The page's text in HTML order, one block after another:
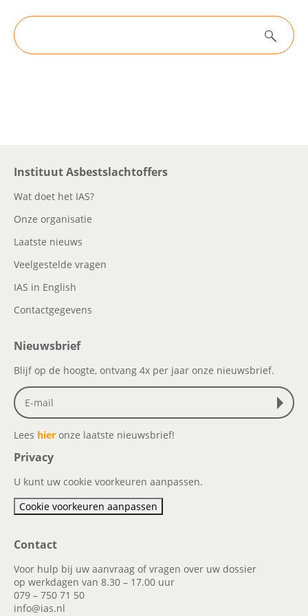
Nieuwsarchief
Zoeken
Instituut Asbestslachtoffers
Wat doet het IAS?
Onze organisatie
Laatste nieuws
Veelgestelde vragen
IAS in English
Contactgegevens
Nieuwsbrief
Blijf op de hoogte, ontvang 4x per jaar onze nieuwsbrief.
Lees hier onze laatste nieuwsbrief!
Privacy
U kunt uw cookie voorkeuren aanpassen.
Cookie voorkeuren aanpassen
Contact
Voor hulp bij uw aanvraag of vragen over uw dossier
op werkdagen van 8.30 – 17.00 uur
079 – 750 71 50
info@ias.nl